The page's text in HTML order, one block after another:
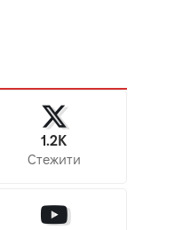
1.2K
Стежити